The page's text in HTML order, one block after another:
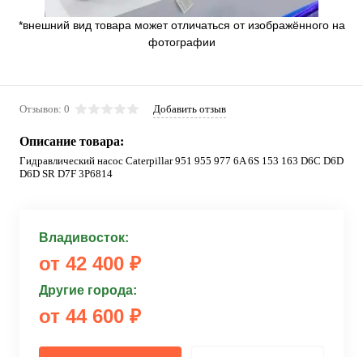
*внешний вид товара может отличаться от изображённого на
фотографии
Отзывов: 0 Добавить отзыв
Описание товара:
Гидравлический насос Caterpillar 951 955 977 6A 6S 153 163 D6C D6D
D6D SR D7F 3P6814
Владивосток:
от 42 400 ₽
Другие города:
от 44 600 ₽